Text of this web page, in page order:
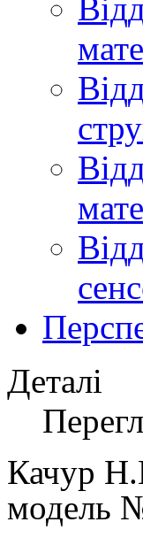
Деталі
Качур
модель